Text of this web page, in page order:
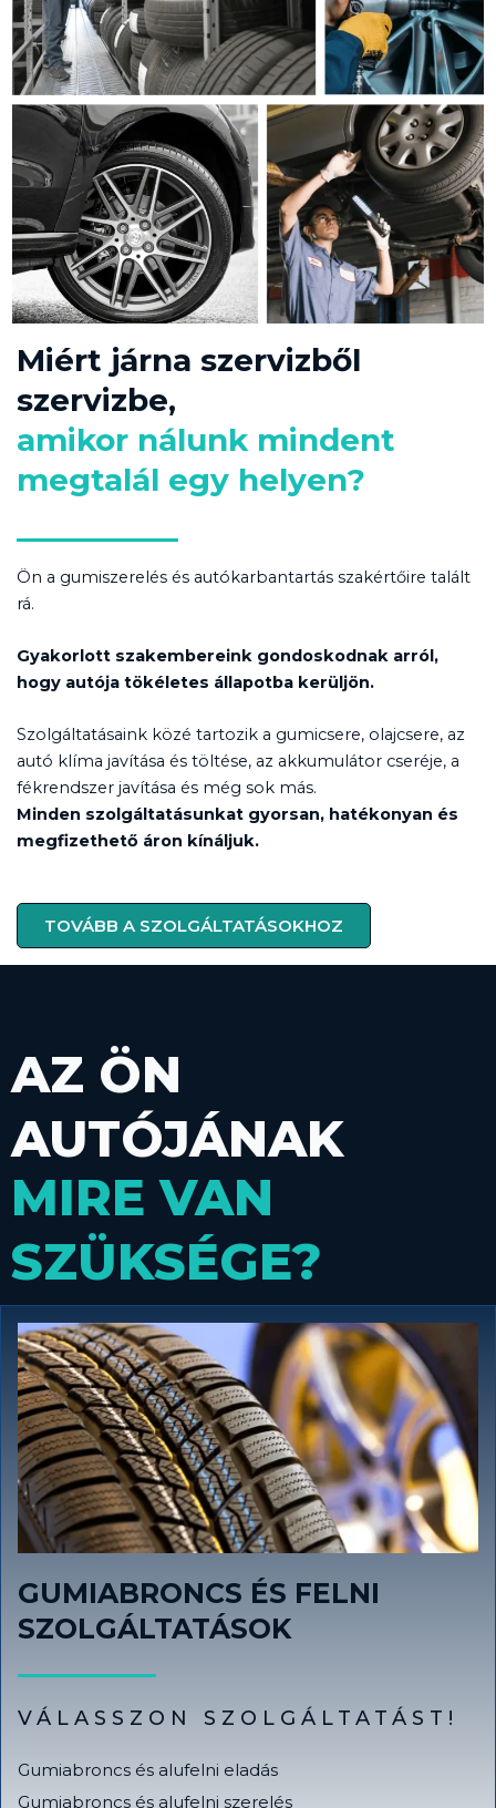
Miért járna szervizből
szervizbe,
amikor nálunk mindent
megtalál egy helyen?
Ön a gumiszerelés és autókarbantartás szakértőire talált
rá.
Gyakorlott szakembereink gondoskodnak arról,
hogy autója tökéletes állapotba kerüljön.
Szolgáltatásaink közé tartozik a gumicsere, olajcsere, az
autó klíma javítása és töltése, az akkumulátor cseréje, a
fékrendszer javítása és még sok más.
Minden szolgáltatásunkat gyorsan, hatékonyan és
megfizethető áron kínáljuk.
TOVÁBB A SZOLGÁLTATÁSOKHOZ
AZ ÖN
AUTÓJÁNAK
MIRE VAN
SZÜKSÉGE?
GUMIABRONCS ÉS FELNI
SZOLGÁLTATÁSOK
VÁLASSZON SZOLGÁLTATÁST!
Gumiabroncs és alufelni eladás
Gumiabroncs és alufelni szerelés